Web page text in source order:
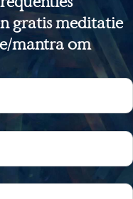
gratis meditatie
mantra om